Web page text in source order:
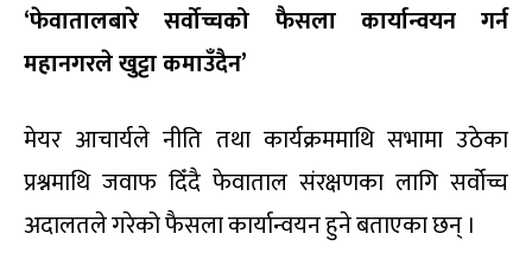
‘फेवातालबारे सर्वोच्चको फैसला कार्यान्वयन गर्न
महानगरले खुट्टा कमाउँदैन’
मेयर आचार्यले नीति तथा कार्यक्रममाथि सभामा उठेका
प्रश्नमाथि जवाफ दिँदै फेवाताल संरक्षणका लागि सर्वोच्च
अदालतले गरेको फैसला कार्यान्वयन हुने बताएका छन् ।